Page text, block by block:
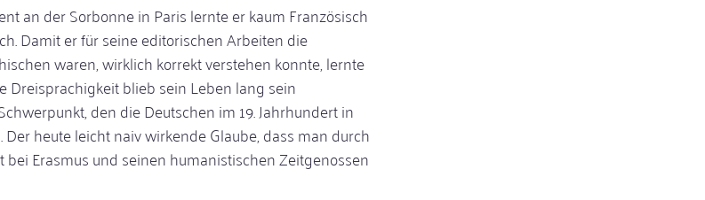
an der Sorbonne in Paris lernte er kaum Französisch
Damit er für seine editorischen Arbeiten die
waren, wirklich korrekt verstehen konnte, lernte
Dreisprachigkeit blieb sein Leben lang sein
den die Deutschen im 19. Jahrhundert in
heute leicht naiv wirkende Glaube, dass man durch
Erasmus und seinen humanistischen Zeitgenossen